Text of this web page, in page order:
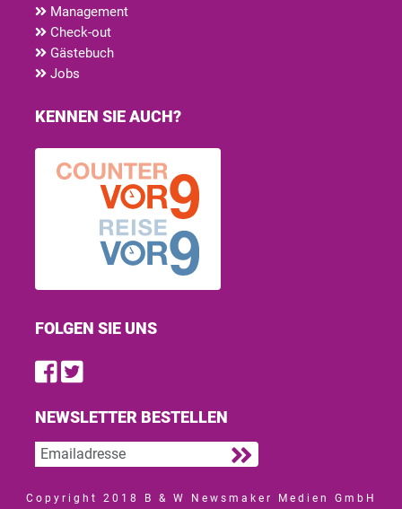
Management
Check-out
Gästebuch
Jobs
KENNEN SIE AUCH?
FOLGEN SIE UNS
Find us on Facebook
Follow us on Twitter
NEWSLETTER BESTELLEN
Copyright 2018 B & W Newsmaker Medien GmbH